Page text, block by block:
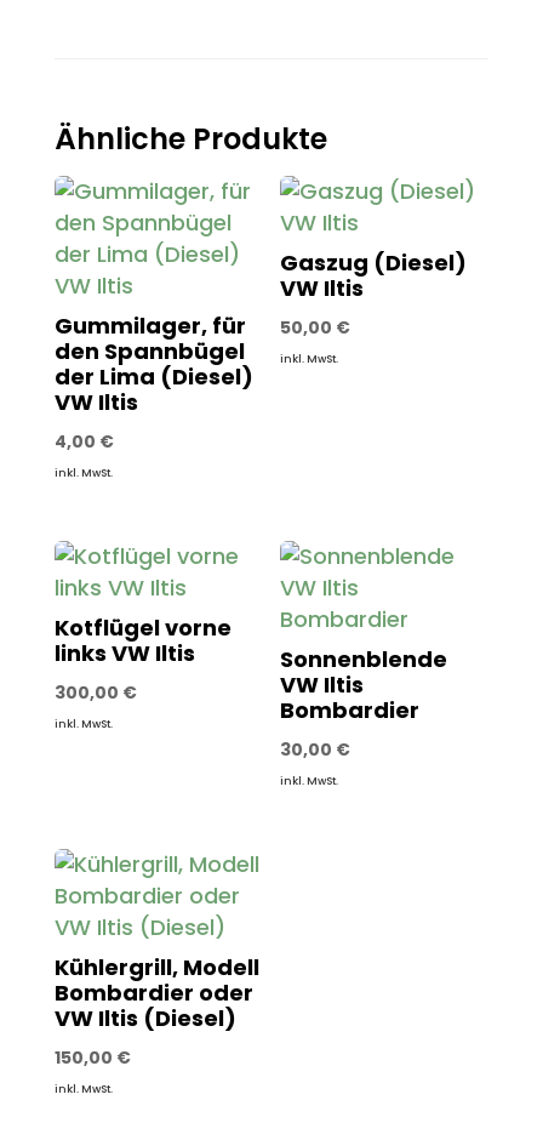
Ähnliche Produkte
Gummilager, für
den Spannbügel
der Lima (Diesel)
VW Iltis
4,00 €
inkl. MwSt.
Gaszug (Diesel)
VW Iltis
50,00 €
inkl. MwSt.
Kotflügel vorne
links VW Iltis
300,00 €
inkl. MwSt.
Sonnenblende
VW Iltis
Bombardier
30,00 €
inkl. MwSt.
Kühlergrill, Modell
Bombardier oder
VW Iltis (Diesel)
150,00 €
inkl. MwSt.